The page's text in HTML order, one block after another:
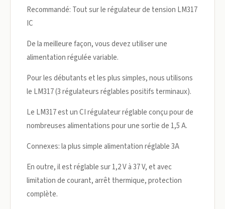
Recommandé: Tout sur le régulateur de tension LM317
IC
De la meilleure façon, vous devez utiliser une
alimentation régulée variable.
Pour les débutants et les plus simples, nous utilisons
le LM317 (3 régulateurs réglables positifs terminaux).
Le LM317 est un CI régulateur réglable conçu pour de
nombreuses alimentations pour une sortie de 1,5 A.
Connexes: la plus simple alimentation réglable 3A
En outre, il est réglable sur 1,2 V à 37 V, et avec
limitation de courant, arrêt thermique, protection
complète.